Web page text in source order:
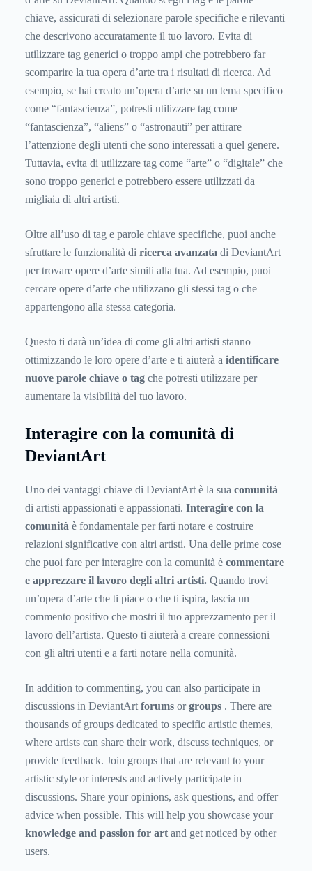
chiave, assicurati di selezionare parole specifiche e rilevanti
che descrivono accuratamente il tuo lavoro. Evita di
utilizzare tag generici o troppo ampi che potrebbero far
scomparire la tua opera d’arte tra i risultati di ricerca. Ad
esempio, se hai creato un’opera d’arte su un tema specifico
come “fantascienza”, potresti utilizzare tag come
“fantascienza”, “aliens” o “astronauti” per attirare
l’attenzione degli utenti che sono interessati a quel genere.
Tuttavia, evita di utilizzare tag come “arte” o “digitale” che
sono troppo generici e potrebbero essere utilizzati da
migliaia di altri artisti.
Oltre all’uso di tag e parole chiave specifiche, puoi anche
sfruttare le funzionalità di ricerca avanzata di DeviantArt
per trovare opere d’arte simili alla tua. Ad esempio, puoi
cercare opere d’arte che utilizzano gli stessi tag o che
appartengono alla stessa categoria.
Questo ti darà un’idea di come gli altri artisti stanno
ottimizzando le loro opere d’arte e ti aiuterà a identificare
nuove parole chiave o tag che potresti utilizzare per
aumentare la visibilità del tuo lavoro.
Interagire con la comunità di
DeviantArt
Uno dei vantaggi chiave di DeviantArt è la sua comunità
di artisti appassionati e appassionati. Interagire con la
comunità è fondamentale per farti notare e costruire
relazioni significative con altri artisti. Una delle prime cose
che puoi fare per interagire con la comunità è commentare
e apprezzare il lavoro degli altri artisti. Quando trovi
un’opera d’arte che ti piace o che ti ispira, lascia un
commento positivo che mostri il tuo apprezzamento per il
lavoro dell’artista. Questo ti aiuterà a creare connessioni
con gli altri utenti e a farti notare nella comunità.
In addition to commenting, you can also participate in
discussions in DeviantArt forums orgroups . There are
thousands of groups dedicated to specific artistic themes,
where artists can share their work, discuss techniques, or
provide feedback. Join groups that are relevant to your
artistic style or interests and actively participate in
discussions. Share your opinions, ask questions, and offer
advice when possible. This will help you showcase your
knowledge and passion for art and get noticed by other
users.